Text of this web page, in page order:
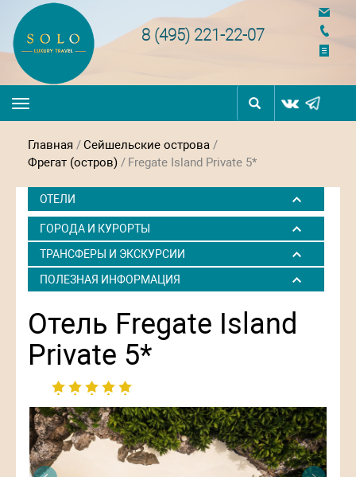
8 (495) 221-22-07
Toggle
navigation
Главная /Сейшельские острова /
Фрегат (остров) / Fregate Island Private 5*
ОТЕЛИ
ГОРОДА И КУРОРТЫ
ТРАНСФЕРЫ И ЭКСКУРСИИ
ПОЛЕЗНАЯ ИНФОРМАЦИЯ
Отель Fregate Island
Private 5*